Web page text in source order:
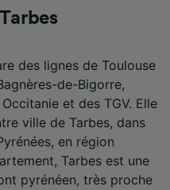
des lignes de Toulouse
de-Bigorre,
et des TGV. Elle
ville de Tarbes, dans
en région
Tarbes est une
pyrénéen, très proche